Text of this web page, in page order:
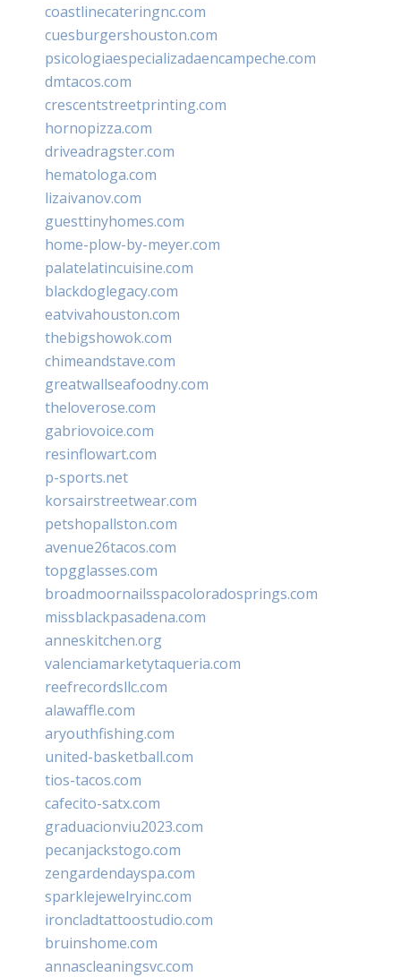
coastlinecateringnc.com
cuesburgershouston.com
psicologiaespecializadaencampeche.com
dmtacos.com
crescentstreetprinting.com
hornopizza.com
driveadragster.com
hematologa.com
lizaivanov.com
guesttinyhomes.com
home-plow-by-meyer.com
palatelatincuisine.com
blackdoglegacy.com
eatvivahouston.com
thebigshowok.com
chimeandstave.com
greatwallseafoodny.com
theloverose.com
gabriovoice.com
resinflowart.com
p-sports.net
korsairstreetwear.com
petshopallston.com
avenue26tacos.com
topgglasses.com
broadmoornailsspacoloradosprings.com
missblackpasadena.com
anneskitchen.org
valenciamarketytaqueria.com
reefrecordsllc.com
alawaffle.com
aryouthfishing.com
united-basketball.com
tios-tacos.com
cafecito-satx.com
graduacionviu2023.com
pecanjackstogo.com
zengardendayspa.com
sparklejewelryinc.com
ironcladtattoostudio.com
bruinshome.com
annascleaningsvc.com